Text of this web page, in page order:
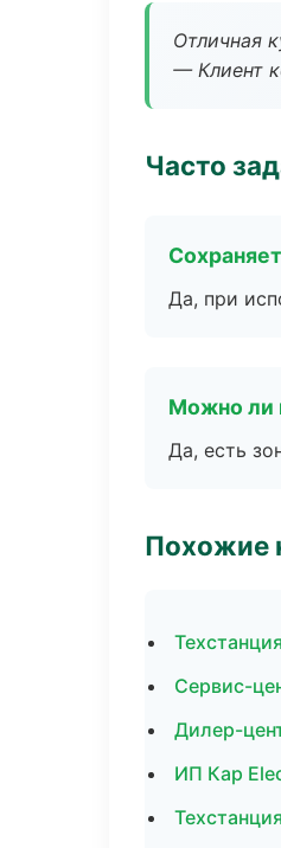
Отличная
— Клиент
Часто
Да, при
Можно ли
Да, есть
Похожие
Сервис-
Дилер-
ИП Кар